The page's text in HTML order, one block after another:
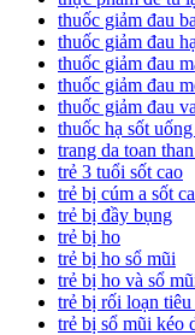
thuốc giảm đau
thuốc giảm đau
thuốc giảm đau
thuốc giảm đau
thuốc giảm đau
thuốc hạ sốt
trang da toan
trẻ 3 tuổi sốt cao
trẻ bị cúm a sốt
trẻ bị đầy bụng
trẻ bị ho
trẻ bị ho sổ mũi
trẻ bị ho và sổ
trẻ bị rối loạn tiêu
trẻ bị sổ mũi kéo